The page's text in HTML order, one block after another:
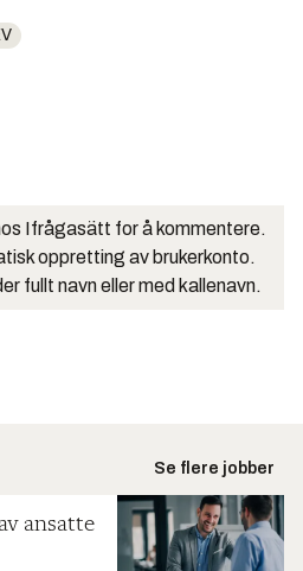
Ifrågasätt for å kommentere.
oppretting av brukerkonto.
fullt navn eller med kallenavn.
Se flere jobber
ansatte